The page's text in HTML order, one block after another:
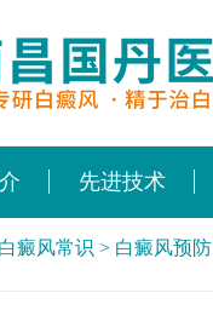
先进技术
白癜风常识 > 白癜风预防